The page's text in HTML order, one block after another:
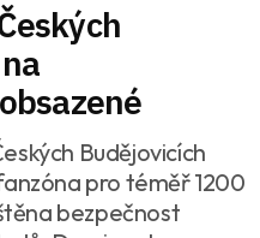
Budějovicích
pro téměř 1200
bezpečnost